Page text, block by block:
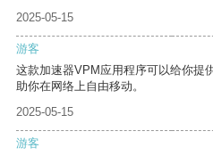
2025-05-15
游客
这款加速器VPM应用程序可以给你提
助你在网络上自由移动。
2025-05-15
游客